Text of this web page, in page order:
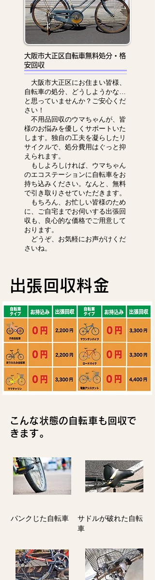
大阪市大正区自転車無料処分・格
安回収
大阪市大正区にお住まい皆様、
自転車の処分、どうしようかな…
と思っていませんか？ご安心くだ
さい！
不用品回収のウマちゃんが、皆
様のお悩みを優しくサポートいた
します。独自の工夫を凝らしたリ
サイクルで、処分費用はぐっと抑
えられます。
もしよろしければ、ウマちゃん
のエコステーションに自転車をお
持ち込みください。なんと、無料
で引き取りさせていただきます。
もちろん、お忙しい皆様のため
に、ご自宅までお伺いする出張回
収も、良心的な価格でご用意して
おります。
どうぞ、お気軽にお声がけくだ
さいね。
出張回収料金
こんな状態の自転車も回収で
きます。
パンクじた自転車
サドルが破れた自転
車